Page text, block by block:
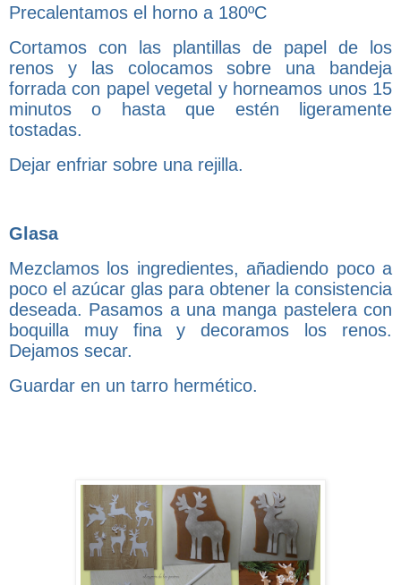
Precalentamos el horno a 180ºC
Cortamos con las plantillas de papel de los
renos y las colocamos sobre una bandeja
forrada con papel vegetal y horneamos unos 15
minutos o hasta que estén ligeramente
tostadas.
Dejar enfriar sobre una rejilla.
Glasa
Mezclamos los ingredientes, añadiendo poco a
poco el azúcar glas para obtener la consistencia
deseada. Pasamos a una manga pastelera con
boquilla muy fina y decoramos los renos.
Dejamos secar.
Guardar en un tarro hermético.